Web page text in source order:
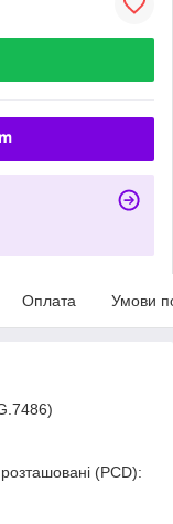
Оплата Умови
розташовані (PCD):